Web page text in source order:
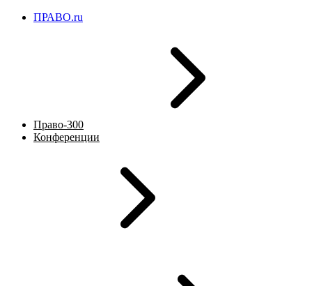
ПРАВО.ru
Право-300
Конференции